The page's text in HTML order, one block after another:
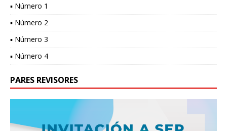
▪ Número 1
▪ Número 2
▪ Número 3
▪ Número 4
PARES REVISORES